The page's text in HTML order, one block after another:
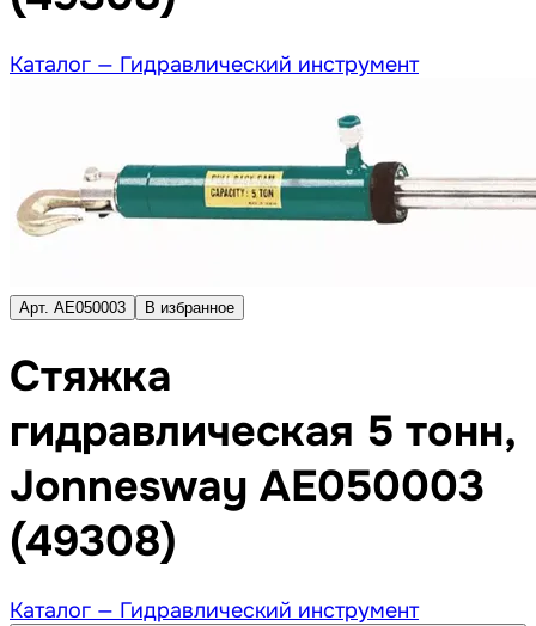
Каталог — Гидравлический инструмент
Арт. AE050003 В избранное
Стяжка
гидравлическая 5 тонн,
Jonnesway AE050003
(49308)
Каталог — Гидравлический инструмент